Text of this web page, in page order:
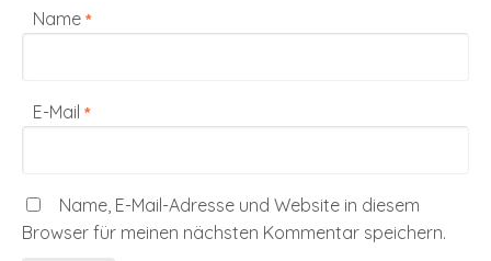
Name *
E-Mail *
Name, E-Mail-Adresse und Website in diesem
Browser für meinen nächsten Kommentar speichern.